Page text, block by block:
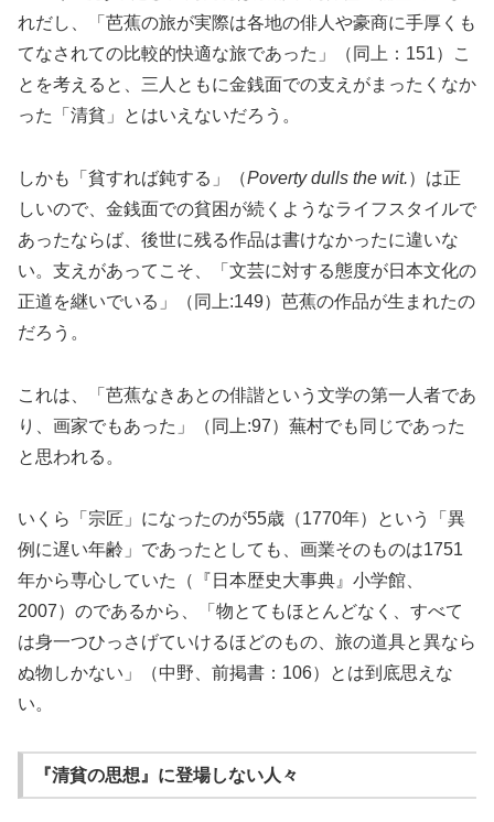
れだし、「芭蕉の旅が実際は各地の俳人や豪商に手厚くも
てなされての比較的快適な旅であった」（同上：151）こ
とを考えると、三人ともに金銭面での支えがまったくなか
った「清貧」とはいえないだろう。
しかも「貧すれば鈍する」（Poverty dulls the wit.）は正
しいので、金銭面での貧困が続くようなライフスタイルで
あったならば、後世に残る作品は書けなかったに違いな
い。支えがあってこそ、「文芸に対する態度が日本文化の
正道を継いでいる」（同上:149）芭蕉の作品が生まれたの
だろう。
これは、「芭蕉なきあとの俳諧という文学の第一人者であ
り、画家でもあった」（同上:97）蕪村でも同じであった
と思われる。
いくら「宗匠」になったのが55歳（1770年）という「異
例に遅い年齢」であったとしても、画業そのものは1751
年から専心していた（『日本歴史大事典』小学館、
2007）のであるから、「物とてもほとんどなく、すべて
は身一つひっさげていけるほどのもの、旅の道具と異なら
ぬ物しかない」（中野、前掲書：106）とは到底思えな
い。
『清貧の思想』に登場しない人々